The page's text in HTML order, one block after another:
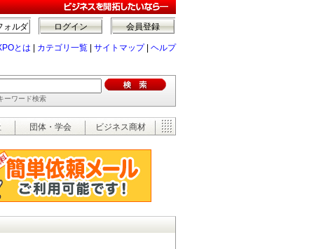
会員登録
ログイン
ォルダ
とは カテゴリ一覧 サイトマップ| ヘルプ
ーワード検索
団体・学会 ビジネス商材